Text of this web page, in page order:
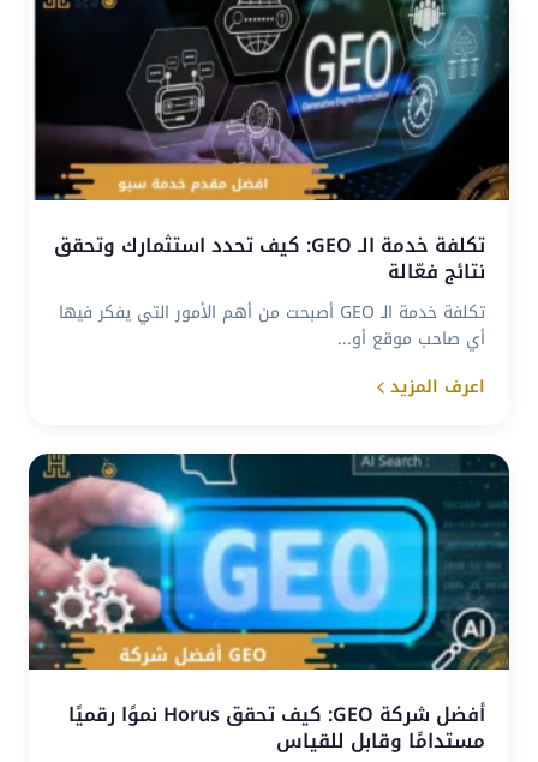
تكلفة خدمة الـ GEO: كيف تحدد استثمارك وتحقق
نتائج فعّالة
تكلفة خدمة الـ GEO أصبحت من أهم الأمور التي يفكر فيها
أي صاحب موقع أو...
اعرف المزيد
أفضل شركة GEO: كيف تحقق Horus نموًا رقميًا
مستدامًا وقابل للقياس